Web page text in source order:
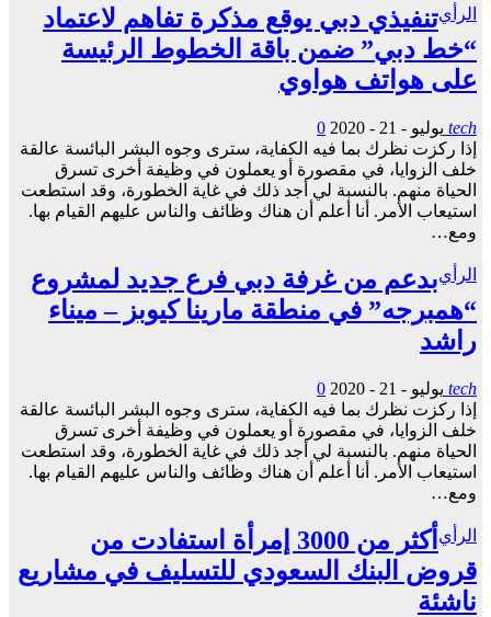
الرأيتنفيذي دبي يوقع مذكرة تفاهم لاعتماد
“خط دبي” ضمن باقة الخطوط الرئيسة
على هواتف هواوي
tech يوليو - 21 - 2020
0
إذا ركزت نظرك بما فيه الكفاية، سترى وجوه البشر البائسة عالقة
خلف الزوايا، في مقصورة أو يعملون في وظيفة أخرى تسرق
الحياة منهم. بالنسبة لي أجد ذلك في غاية الخطورة، وقد استطعت
استيعاب الأمر. أنا أعلم أن هناك وظائف والناس عليهم القيام بها.
ومع…
الرأيبدعم من غرفة دبي فرع جديد لمشروع
“همبرجه” في منطقة مارينا كيوبز – ميناء
راشد
tech يوليو - 21 - 2020
0
إذا ركزت نظرك بما فيه الكفاية، سترى وجوه البشر البائسة عالقة
خلف الزوايا، في مقصورة أو يعملون في وظيفة أخرى تسرق
الحياة منهم. بالنسبة لي أجد ذلك في غاية الخطورة، وقد استطعت
استيعاب الأمر. أنا أعلم أن هناك وظائف والناس عليهم القيام بها.
ومع…
الرأي
أكثر من 3000 إمرأة استفادت من
قروض البنك السعودي للتسليف في مشاريع
ناشئة